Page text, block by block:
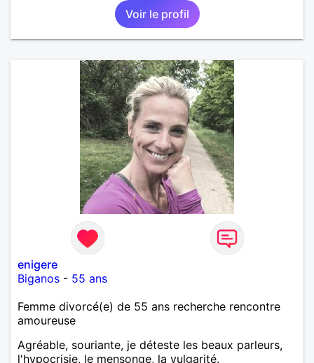
Voir le profil
enigere
Biganos - 55 ans
Femme divorcé(e) de 55 ans recherche rencontre
amoureuse
Agréable, souriante, je déteste les beaux parleurs,
l'hypocrisie, le mensonge, la vulgarité.